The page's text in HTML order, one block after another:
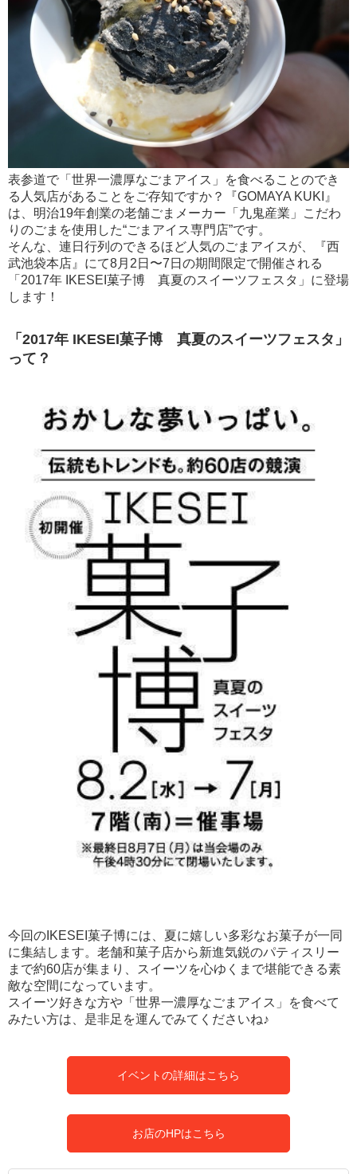
表参道で「世界一濃厚なごまアイス」を食べることのでき
る人気店があることをご存知ですか？『GOMAYA KUKI』
は、明治19年創業の老舗ごまメーカー「九鬼産業」こだわ
りのごまを使用した“ごまアイス専門店”です。
そんな、連日行列のできるほど人気のごまアイスが、『西
武池袋本店』にて8月2日〜7日の期間限定で開催される
「2017年 IKESEI菓子博 真夏のスイーツフェスタ」に登場
します！
「2017年 IKESEI菓子博 真夏のスイーツフェスタ」
って？
今回のIKESEI菓子博には、夏に嬉しい多彩なお菓子が一同
に集結します。老舗和菓子店から新進気鋭のパティスリー
まで約60店が集まり、スイーツを心ゆくまで堪能できる素
敵な空間になっています。
スイーツ好きな方や「世界一濃厚なごまアイス」を食べて
みたい方は、是非足を運んでみてくださいね♪
イベントの詳細はこちら
お店のHPはこちら